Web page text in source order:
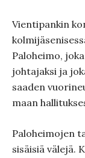
Vientipankin
Paloheimo,
johtajaksi ja
saaden
maan
Paloheimojen
sisäisiä välejä.